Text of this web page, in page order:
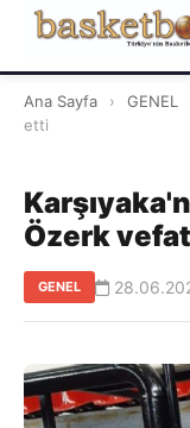
Ana Sayfa › GENEL
etti
Özerk
GENEL